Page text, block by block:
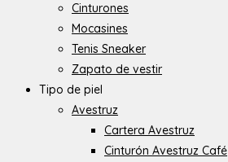
Cinturones
Mocasines
Tenis Sneaker
Zapato de vestir
Tipo de piel
Avestruz
Cartera Avestruz
Cinturón Avestruz Café